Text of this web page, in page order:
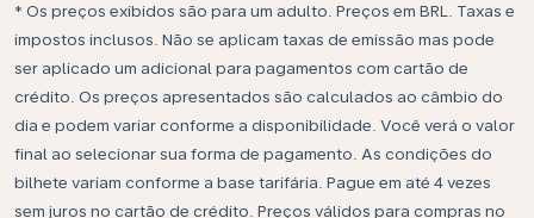
* Os preços exibidos são para um adulto. Preços em BRL. Taxas e
impostos inclusos. Não se aplicam taxas de emissão mas pode
ser aplicado um adicional para pagamentos com cartão de
crédito. Os preços apresentados são calculados ao câmbio do
dia e podem variar conforme a disponibilidade. Você verá o valor
final ao selecionar sua forma de pagamento. As condições do
bilhete variam conforme a base tarifária. Pague em até 4 vezes
sem juros no cartão de crédito. Preços válidos para compras no